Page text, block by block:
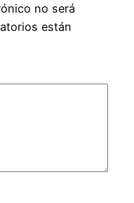
no será
están